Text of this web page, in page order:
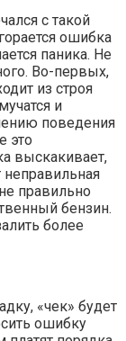
с такой
ошибка
паника. Не
Во-первых,
из строя
и
поведения
это
выскакивает,
неправильная
правильно
бензин.
более
«чек» будет
ошибку